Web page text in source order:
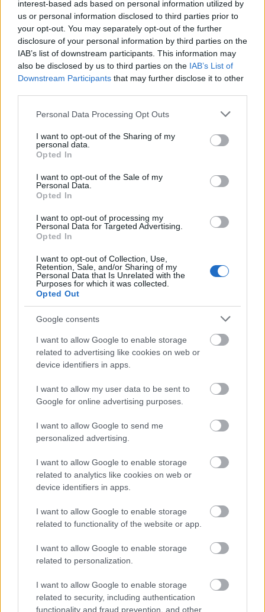
interest-based ads based on personal information utilized by
us or personal information disclosed to third parties prior to
your opt-out. You may separately opt-out of the further
disclosure of your personal information by third parties on the
IAB’s list of downstream participants. This information may
also be disclosed by us to third parties on the IAB’s List of
Downstream Participants that may further disclose it to other
Please note that this website/app uses one or more Google
not limited to your visit or usage behaviour. You may click to
grant or deny consent to Google and its third-party tags to
use your data for below specified purposes in below Google
consent section.
Personal Data Processing Opt Outs
I want to opt-out of the Sharing of my
personal data.
Opted In
I want to opt-out of the Sale of my
Personal Data.
Opted In
I want to opt-out of processing my
Personal Data for Targeted Advertising.
Opted In
I want to opt-out of Collection, Use,
Retention, Sale, and/or Sharing of my
Personal Data that Is Unrelated with the
Purposes for which it was collected.
Opted Out
Google consents
I want to allow Google to enable storage
related to advertising like cookies on web or
device identifiers in apps.
I want to allow my user data to be sent to
Google for online advertising purposes.
I want to allow Google to send me
personalized advertising.
I want to allow Google to enable storage
related to analytics like cookies on web or
device identifiers in apps.
I want to allow Google to enable storage
related to functionality of the website or app.
I want to allow Google to enable storage
related to personalization.
I want to allow Google to enable storage
related to security, including authentication
functionality and fraud prevention, and other
tervezetet, de nem éri meg az utolsó percekre hagyni hívta fel a
figyelmet kedden a Nemzeti Adó- és Vámhivatal (NAV).
NAV: március 18-áig kérhetik az adózók az szja-
bevallási tervezet postázását
2024.03.13
Országos hírek
Március 18-áig kérhetik az szja-bevallási tervezet postázását
lehetőségével élni - hívta fel a figyelmet a Nemzeti Adó- és
Vámhivatal (NAV) szerdán az MTI-nek küldött közleményében.
Már csak két nap van hátra az szja-bevallás
határidejéig
2022.05.18